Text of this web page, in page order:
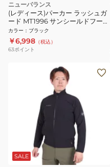
ニューバランス
(レディース)パーカー ラッシュガ
ード MT1996 サンシールドフーデ
ィ AWJ45006 BK ブラック 吸汗
速乾 4wayストレッチ UPF40+
カラー ： ブラック
￥6,998 （税込）
63ポイント
SALE